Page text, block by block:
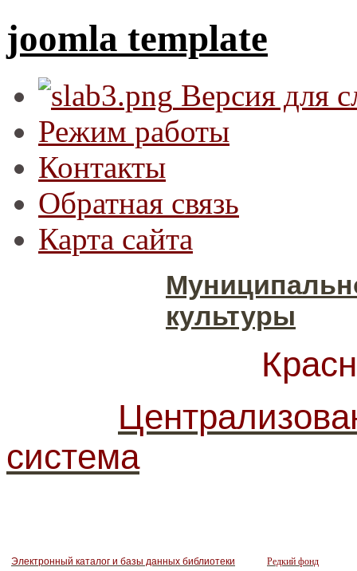
joomla template
Версия для
Режим работы
Контакты
Обратная связь
Карта сайта
культуры
система
Электронный каталог и базы данных библиотеки Редкий фонд